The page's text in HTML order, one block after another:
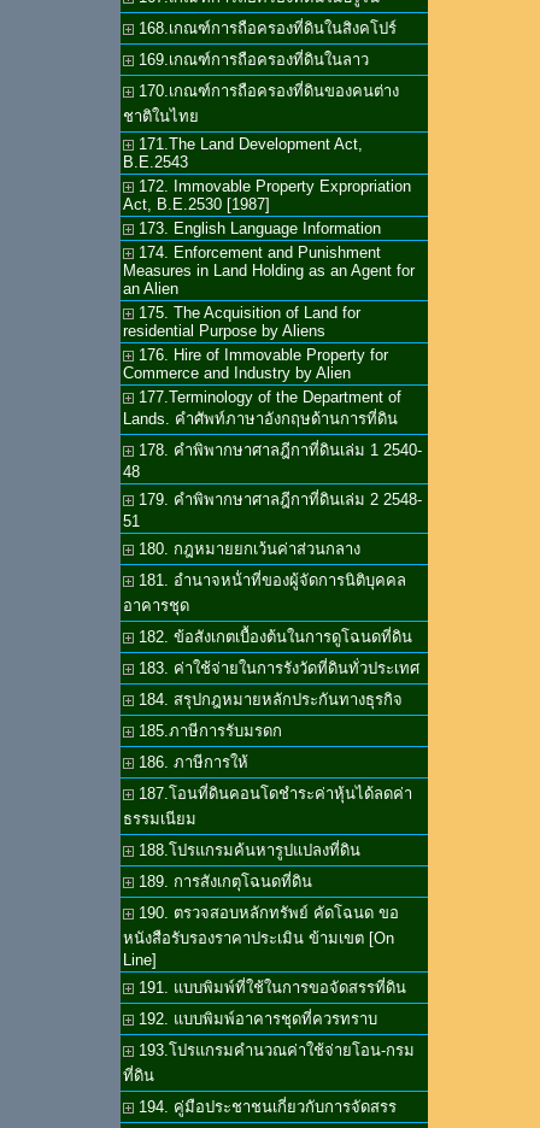
168.เกณฑ์การถือครองที่ดินในสิงคโปร์
169.เกณฑ์การถือครองที่ดินในลาว
170.เกณฑ์การถือครองที่ดินของคนต่าง
ชาติในไทย
171.The Land Development Act,
B.E.2543
172. Immovable Property Expropriation
Act, B.E.2530 [1987]
173. English Language Information
174. Enforcement and Punishment
Measures in Land Holding as an Agent for
an Alien
175. The Acquisition of Land for
residential Purpose by Aliens
176. Hire of Immovable Property for
Commerce and Industry by Alien
177.Terminology of the Department of
Lands. คำศัพท์ภาษาอังกฤษด้านการที่ดิน
178. คำพิพากษาศาลฎีกาที่ดินเล่ม 1 2540-
48
179. คำพิพากษาศาลฎีกาที่ดินเล่ม 2 2548-
51
180. กฎหมายยกเว้นค่าส่วนกลาง
181. อำนาจหน้่าที่ของผู้จัดการนิติบุคคล
อาคารชุด
182. ข้อสังเกตเบื้องต้นในการดูโฉนดที่ดิน
183. ค่าใช้จ่ายในการรังวัดที่ดินทั่วประเทศ
184. สรุปกฎหมายหลักประกันทางธุรกิจ
185.ภาษีการรับมรดก
186. ภาษีการให้
187.โอนที่ดินคอนโดชำระค่าหุ้นได้ลดค่า
ธรรมเนียม
188.โปรแกรมค้นหารูปแปลงที่ดิน
189. การสังเกตุโฉนดที่ดิน
190. ตรวจสอบหลักทรัพย์ คัดโฉนด ขอ
หนังสือรับรองราคาประเมิน ข้ามเขต [On
Line]
191. แบบพิมพ์ที่ใช้ในการขอจัดสรรที่ดิน
192. แบบพิมพ์อาคารชุดที่ควรทราบ
193.โปรแกรมคำนวณค่าใช้จ่ายโอน-กรม
ที่ดิน
194. คู่มือประชาชนเกี่ยวกับการจัดสรร